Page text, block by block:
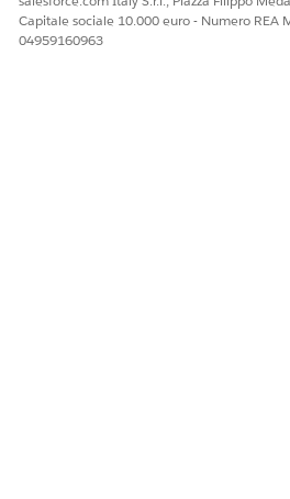
Capitale sociale 10.000 euro - Numero REA
04959160963